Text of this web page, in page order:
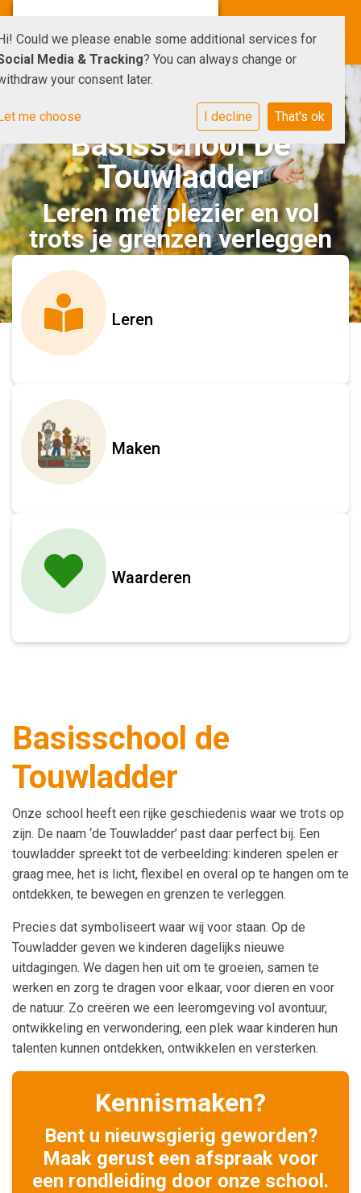
Basisschool De
Touwladder
Leren met plezier en vol
trots je grenzen verleggen
Leren
Maken
Waarderen
Basisschool de
Touwladder
Onze school heeft een rijke geschiedenis waar we trots op
zijn. De naam ‘de Touwladder’ past daar perfect bij. Een
touwladder spreekt tot de verbeelding: kinderen spelen er
graag mee, het is licht, flexibel en overal op te hangen om te
ontdekken, te bewegen en grenzen te verleggen.
Precies dat symboliseert waar wij voor staan. Op de
Touwladder geven we kinderen dagelijks nieuwe
uitdagingen. We dagen hen uit om te groeien, samen te
werken en zorg te dragen voor elkaar, voor dieren en voor
de natuur. Zo creëren we een leeromgeving vol avontuur,
ontwikkeling en verwondering, een plek waar kinderen hun
talenten kunnen ontdekken, ontwikkelen en versterken.
Kennismaken?
Bent u nieuwsgierig geworden?
Maak gerust een afspraak voor
een rondleiding door onze school.
Could we please enable some additional services for
Media & Tracking? You can always change or
your consent later.
me choose I decline That's ok